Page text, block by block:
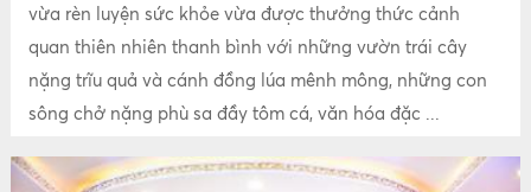
vừa rèn luyện sức khỏe vừa được thưởng thức cảnh
quan thiên nhiên thanh bình với những vườn trái cây
nặng trĩu quả và cánh đồng lúa mênh mông, những con
sông chở nặng phù sa đầy tôm cá, văn hóa đặc ...